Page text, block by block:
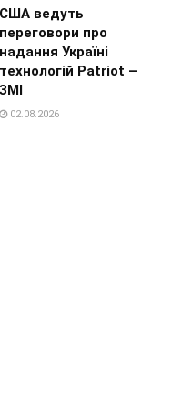
США ведуть
переговори про
надання Україні
технологій Patriot –
ЗМІ
02.08.2026